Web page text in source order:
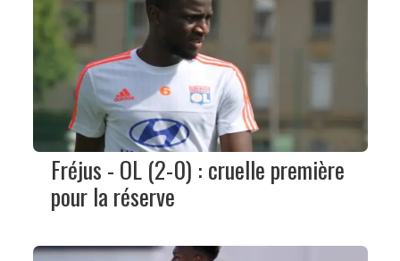
Fréjus - OL (2-0) : cruelle première
pour la réserve